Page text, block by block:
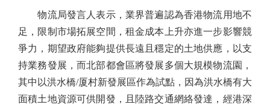
物流局發言人表示，業界普遍認為香港物流用地不
足，限制市場拓展空間，租金成本上升亦進一步影響競
爭力，期望政府能夠提供長遠且穩定的土地供應，以支
持業務發展，而北部都會區將發展多個大規模物流園，
其中以洪水橋/厦村新發展區作為試點，因為洪水橋有大
面積土地資源可供開發，且陸路交通網絡發達，經港深